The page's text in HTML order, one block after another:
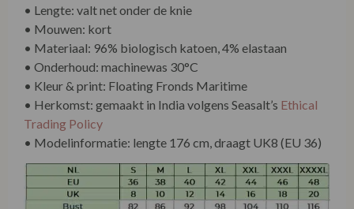
• Mouwen: kort
• Materiaal: 96% biologisch katoen, 4% elastaan
• Onderhoud: machinewas 30°C
• Kleur & print: Floating Fronds Maritime
• Herkomst: gemaakt in India volgens Seasalt’s
Trading Policy
• Modelinformatie: lengte 176 cm, draagt UK8 (EU 36)